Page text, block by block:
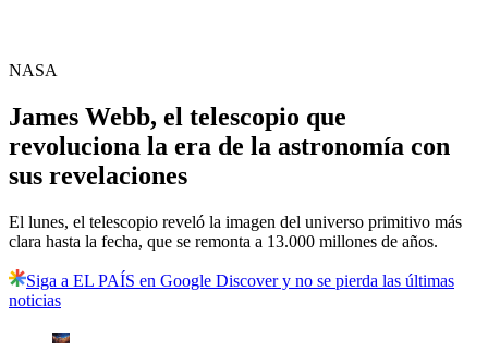
NASA
James Webb, el telescopio que
revoluciona la era de la astronomía con
sus revelaciones
El lunes, el telescopio reveló la imagen del universo primitivo más
clara hasta la fecha, que se remonta a 13.000 millones de años.
Siga a EL PAÍS en Google Discover y no se pierda las últimas
noticias